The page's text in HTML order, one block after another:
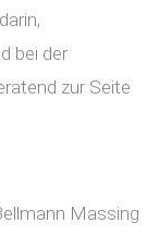
bei der
zur Seite
Massing